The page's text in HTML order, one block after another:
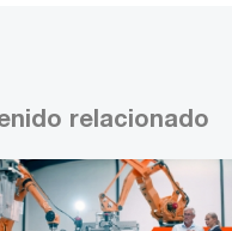
relacionado